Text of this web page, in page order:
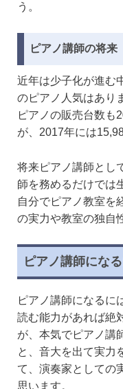
う。
ピアノ講師の将来
近年は少子化が進む
のピアノ人気はあり
ピアノの販売台数も
が、2017年には
将来ピアノ講師とし
師を務めるだけでは
自分でピアノ教室を
の実力や教室の独自
ピアノ講師にな
ピアノ講師になるに
読む能力があれば絶
が、本気でピアノ講
と、音大を出て実力
て、演奏家としての
思います。